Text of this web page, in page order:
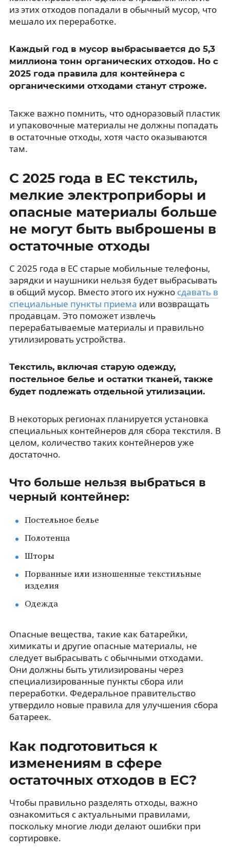
из этих отходов попадали в обычный мусор, что
мешало их переработке.
Каждый год в мусор выбрасывается до 5,3
миллиона тонн органических отходов. Но с
2025 года правила для контейнера с
органическими отходами станут строже.
Также важно помнить, что одноразовый пластик
и упаковочные материалы не должны попадать
в остаточные отходы, хотя часто оказываются
там.
С 2025 года в ЕС текстиль,
мелкие электроприборы и
опасные материалы больше
не могут быть выброшены в
остаточные отходы
С 2025 года в ЕС старые мобильные телефоны,
зарядки и наушники нельзя будет выбрасывать
в общий мусор. Вместо этого их нужно сдавать в
специальные пункты приема или возвращать
продавцам. Это поможет извлечь
перерабатываемые материалы и правильно
утилизировать устройства.
Текстиль, включая старую одежду,
постельное белье и остатки тканей, также
будет подлежать отдельной утилизации.
В некоторых регионах планируется установка
специальных контейнеров для сбора текстиля. В
целом, количество таких контейнеров уже
достаточно.
Что больше нельзя выбраться в
черный контейнер:
Постельное белье
Полотенца
Шторы
Порванные или изношенные текстильные
изделия
Одежда
Опасные вещества, такие как батарейки,
химикаты и другие опасные материалы, не
следует выбрасывать с обычными отходами.
Они должны быть утилизированы через
специализированные пункты сбора или
переработки. Федеральное правительство
утвердило новые правила для улучшения сбора
батареек.
Как подготовиться к
изменениям в сфере
остаточных отходов в ЕС?
Чтобы правильно разделять отходы, важно
ознакомиться с актуальными правилами,
поскольку многие люди делают ошибки при
сортировке.